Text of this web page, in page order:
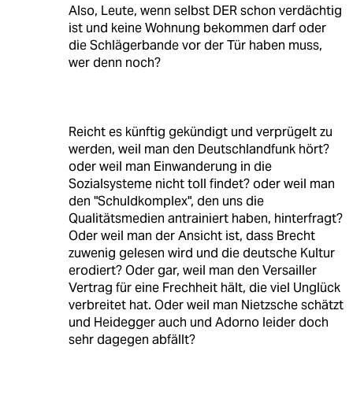
Also, Leute, wenn selbst DER schon verdächtig
ist und keine Wohnung bekommen darf oder
die Schlägerbande vor der Tür haben muss,
wer denn noch?
Reicht es künftig gekündigt und verprügelt zu
werden, weil man den Deutschlandfunk hört?
oder weil man Einwanderung in die
Sozialsysteme nicht toll findet? oder weil man
den "Schuldkomplex", den uns die
Qualitätsmedien antrainiert haben, hinterfragt?
Oder weil man der Ansicht ist, dass Brecht
zuwenig gelesen wird und die deutsche Kultur
erodiert? Oder gar, weil man den Versailler
Vertrag für eine Frechheit hält, die viel Unglück
verbreitet hat. Oder weil man Nietzsche schätzt
und Heidegger auch und Adorno leider doch
sehr dagegen abfällt?